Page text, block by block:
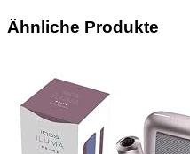
Ähnliche Produkte